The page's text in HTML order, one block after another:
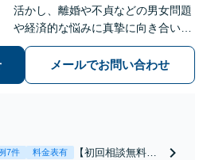
活かし、離婚や不貞などの男女問題
や経済的な悩みに真摯に向き合い、
個別のニーズに合わせたサービスを
提供しています。信頼関係を築きな
がら丁寧にサポートしていきます。
メールでお問い合わせ
7件 料金表有
【初回相談無料】